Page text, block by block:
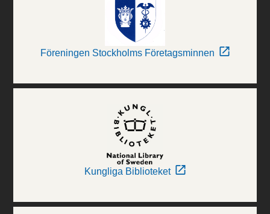
Föreningen Stockholms Företagsminnen
Kungliga Biblioteket